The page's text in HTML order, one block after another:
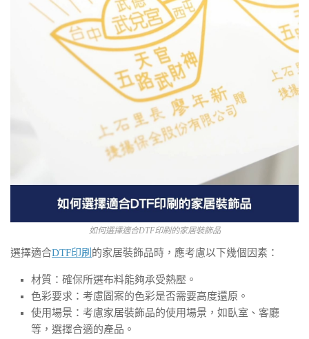
如何選擇適合DTF印刷的家居裝飾品
選擇適合DTF印刷 的家居裝飾品時，應考慮以下幾個因素：
材質：確保所選布料能夠承受熱壓。
色彩要求：考慮圖案的色彩是否需要高度還原。
使用場景：考慮家居裝飾品的使用場景，如臥室、客廳
等，選擇合適的產品。